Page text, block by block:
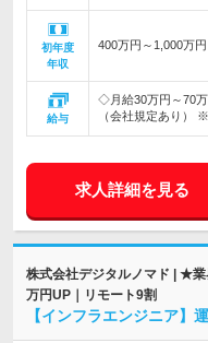
初年度
年収
400万円～1,000万円
給与
◇月給30万円～70
（会社規定あり）
求人詳細を見る
株式会社デジタルノマド | ★
万円UP｜リモート9割
【インフラエンジニア】